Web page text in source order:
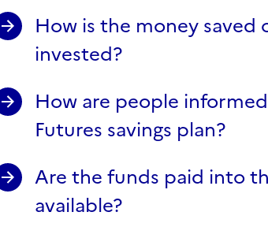
How is the money saved
invested?
How are people
Futures savings plan?
Are the funds paid into
available?